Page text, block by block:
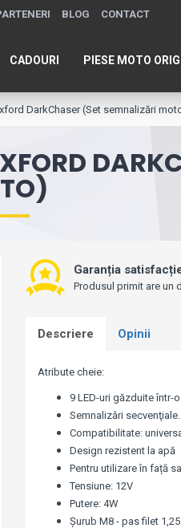
BLOG CONTACT
CADOURI PIESE MOTO
DarkChaser (Set semnalizări
Garanția
Produsul primit are un
Descriere Opinii
Atribute cheie:
9 LED-uri găzduite într-
Semnalizări secvenţiale.
Compatibilitate:
Design rezistent la apă
Pentru utilizare în față
Tensiune: 12V
Putere: 4W
Șurub M8 - pas filet 1,25